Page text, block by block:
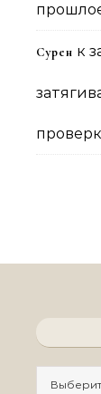
Сурен к